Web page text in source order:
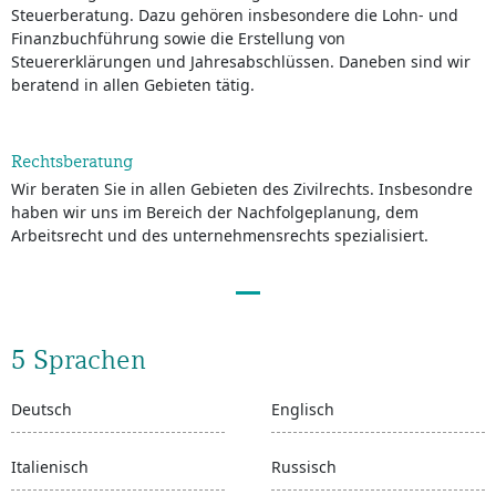
Steuerberatung. Dazu gehören insbesondere die Lohn- und
Finanzbuchführung sowie die Erstellung von
Steuererklärungen und Jahresabschlüssen. Daneben sind wir
beratend in allen Gebieten tätig.
Rechtsberatung
Wir beraten Sie in allen Gebieten des Zivilrechts. Insbesondre
haben wir uns im Bereich der Nachfolgeplanung, dem
Arbeitsrecht und des unternehmensrechts spezialisiert.
5 Sprachen
Deutsch Englisch
Italienisch Russisch